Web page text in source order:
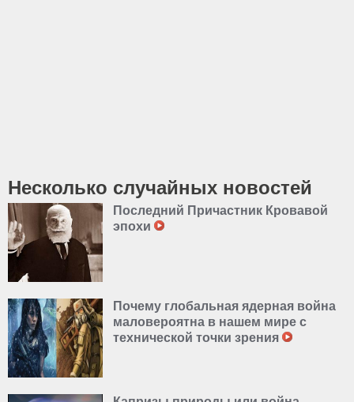
Несколько случайных новостей
Последний Причастник Кровавой
эпохи
Почему глобальная ядерная война
маловероятна в нашем мире с
технической точки зрения